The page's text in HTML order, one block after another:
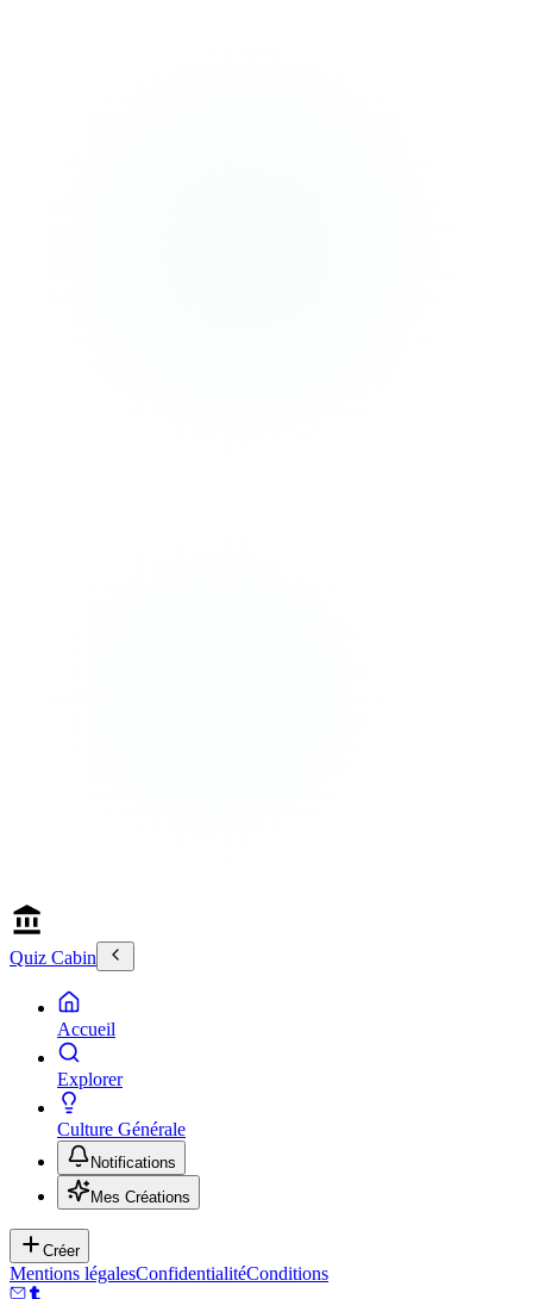
Quiz Cabin
Accueil
Explorer
Culture Générale
Notifications
Mes Créations
Créer
Mentions légalesConfidentialitéConditions